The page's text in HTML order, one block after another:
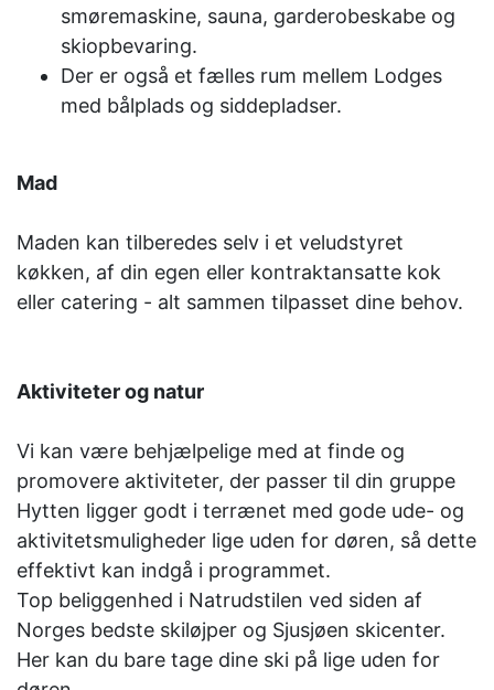
smøremaskine, sauna, garderobeskabe og
skiopbevaring.
Der er også et fælles rum mellem Lodges
med bålplads og siddepladser.
Mad
Maden kan tilberedes selv i et veludstyret
køkken, af din egen eller kontraktansatte kok
eller catering - alt sammen tilpasset dine behov.
Aktiviteter og natur
Vi kan være behjælpelige med at finde og
promovere aktiviteter, der passer til din gruppe
Hytten ligger godt i terrænet med gode ude- og
aktivitetsmuligheder lige uden for døren, så dette
effektivt kan indgå i programmet.
Top beliggenhed i Natrudstilen ved siden af ​​
Norges bedste skiløjper og Sjusjøen skicenter.
Her kan du bare tage dine ski på lige uden for